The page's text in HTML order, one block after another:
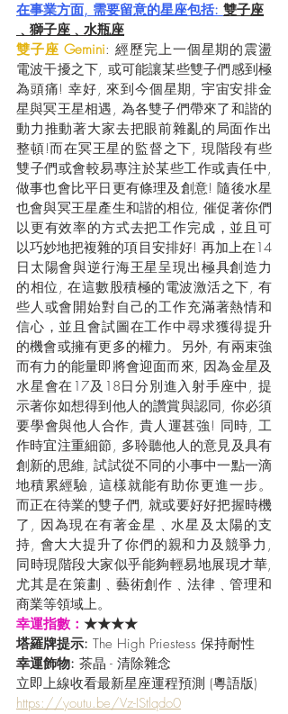
在事業方面, 需要留意的星座包括: 雙子座
﹑獅子座﹑水瓶座
雙子座 Gemini: 經歷完上一個星期的震盪
電波干擾之下, 或可能讓某些雙子們感到極
為頭痛! 幸好, 來到今個星期, 宇宙安排金
星與冥王星相遇, 為各雙子們帶來了和諧的
動力推動著大家去把眼前雜亂的局面作出
整頓!而在冥王星的監督之下, 現階段有些
雙子們或會較易專注於某些工作或責任中,
做事也會比平日更有條理及創意! 隨後水星
也會與冥王星產生和諧的相位, 催促著你們
以更有效率的方式去把工作完成，並且可
以巧妙地把複雜的項目安排好! 再加上在14
日太陽會與逆行海王星呈現出極具創造力
的相位, 在這數股積極的電波激活之下, 有
些人或會開始對自己的工作充滿著熱情和
信心，並且會試圖在工作中尋求獲得提升
的機會或擁有更多的權力。另外, 有兩束強
而有力的能量即將會迎面而來, 因為金星及
水星會在17及18日分別進入射手座中, 提
示著你如想得到他人的讚賞與認同, 你必須
要學會與他人合作, 貴人運甚強! 同時, 工
作時宜注重細節, 多聆聽他人的意見及具有
創新的思維, 試試從不同的小事中一點一滴
地積累經驗, 這樣就能有助你更進一步。
而正在待業的雙子們, 就或要好好把握時機
了, 因為現在有著金星﹑水星及太陽的支
持, 會大大提升了你們的親和力及競爭力,
同時現階段大家似乎能夠輕易地展現才華,
尤其是在策劃﹑藝術創作﹑法律﹑管理和
商業等領域上。
幸運指數： ★★★★
塔羅牌提示: The High Priestess 保持耐性
幸運飾物: 茶晶 - 清除雜念
立即上線收看最新星座運程預測 (粵語版)
https://youtu.be/Vz-IStlqdo0